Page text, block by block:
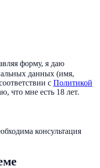
форму, я даю
данных (имя,
с Политикой
что мне есть 18 лет.
консультация